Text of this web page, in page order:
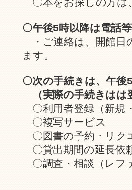
〇午後5時以降は電話
・ご連絡は、開館日
ます。
〇次の手続きは、午
（実際の手続きはは
〇利用者登録（新規
〇複写サービス
〇図書の予約・リク
〇貸出期間の延長依
〇調査・相談（レフ